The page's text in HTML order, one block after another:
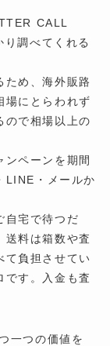
CALL
調べてくれる
ため、海外販路
場にとらわれず
ので相場以上の
ンペーンを期間
LINE・メールか
自宅で待つだ
送料は箱数や査
て負担させてい
です。入金も査
一つの価値を